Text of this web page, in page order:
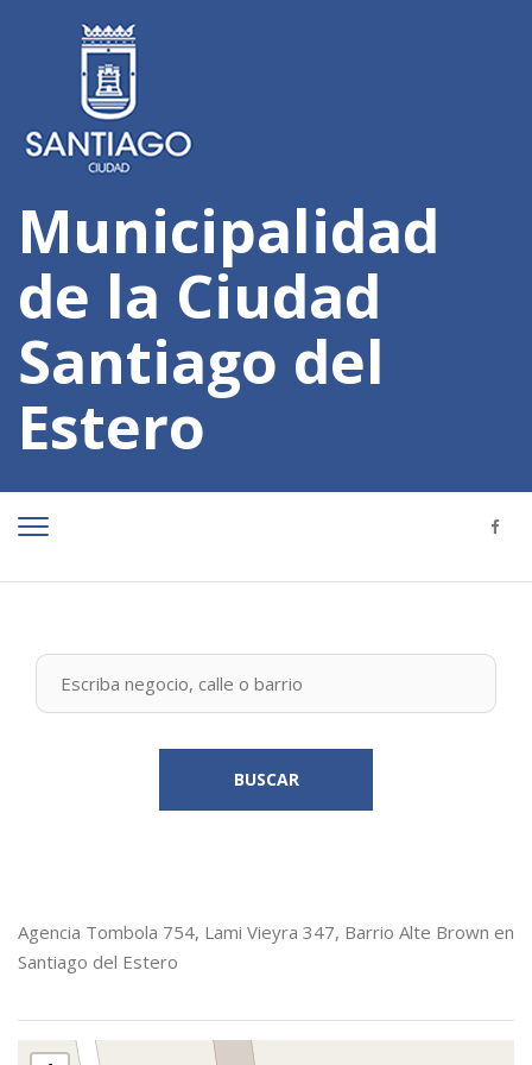
Municipalidad
de la Ciudad
Santiago del
Estero
BUSCAR
Agencia Tombola 754, Lami Vieyra 347, Barrio Alte Brown en
Santiago del Estero